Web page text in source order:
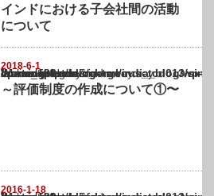
インドにおける子会社間の活動
について
2018-6-1
Warning
: Undefined array key "show_category" in
/home/netst/kuno-cpa.co.jp/public_html/india_blog/wp-content/themes/
on line183
～評価制度の作成について①〜
2016-1-18